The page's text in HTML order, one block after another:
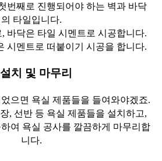
번째로 진행되어야 하는 벽과 바닥
의 타일입니다.
바닥은 타일 시멘트로 시공합니다.
시멘트로 떠붙이기 시공을 합니다.
치 및 마무리
으면 욕실 제품들을 들여와야겠죠.
, 선반 등 욕실 제품들을 설치하고,
여 욕실 공사를 깔끔하게 마무리합
니다.